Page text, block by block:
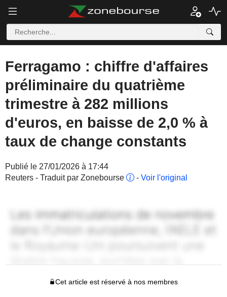
Ferragamo : chiffre d'affaires
préliminaire du quatrième
trimestre à 282 millions
d'euros, en baisse de 2,0 % à
taux de change constants
Publié le 27/01/2026 à 17:44
Reuters - Traduit par Zonebourse
- Voir l'original
Cet article est réservé à nos membres